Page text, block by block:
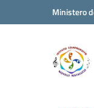
Vai ai contenuti
Vai al menu diMinistero